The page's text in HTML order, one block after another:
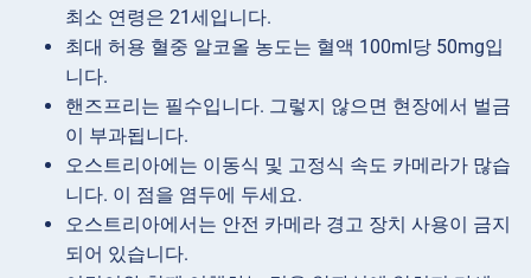
최소 연령은 21세입니다.
최대 허용 혈중 알코올 농도는 혈액 100ml당 50mg입
니다.
핸즈프리는 필수입니다. 그렇지 않으면 현장에서 벌금
이 부과됩니다.
오스트리아에는 이동식 및 고정식 속도 카메라가 많습
니다. 이 점을 염두에 두세요.
오스트리아에서는 안전 카메라 경고 장치 사용이 금지
되어 있습니다.